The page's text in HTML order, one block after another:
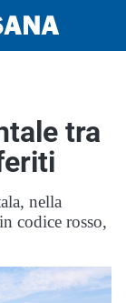
tra
nella
codice rosso,